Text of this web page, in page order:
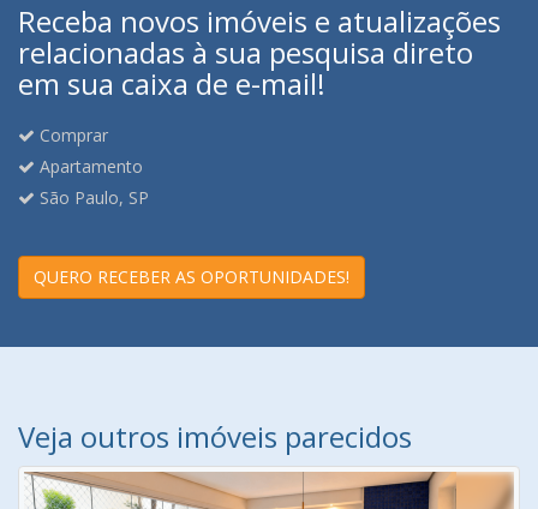
Receba novos imóveis e atualizações
relacionadas à sua pesquisa direto
em sua caixa de e-mail!
Comprar
Apartamento
São Paulo, SP
QUERO RECEBER AS OPORTUNIDADES!
Veja outros imóveis parecidos